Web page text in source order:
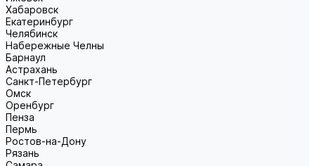
Хабаровск
Екатеринбург
Челябинск
Набережные Челны
Барнаул
Астрахань
Санкт-Петербург
Омск
Оренбург
Пенза
Пермь
Ростов-на-Дону
Рязань